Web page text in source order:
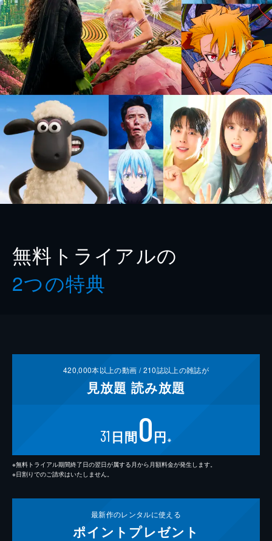
無料トライアルの
2つの特典
420,000本以上の動画 /210誌以上の雑誌が
見放題 読み放題
31 日間0円 ※
※無料トライアル期間終了日の翌日が属する月から月額料金が発生します。
※日割りでのご請求はいたしません。
最新作のレンタルに使える
ポイント プレゼント